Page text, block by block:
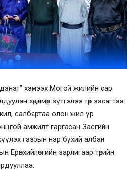
хэмээх Могой жилийн сар
хөдөлмөр зүтгэлээ төр засагтаа
салбартаа олон жил үр
амжилт гаргасан Засгийн
газрын нэр бүхий албан
зарлигаар төрийн